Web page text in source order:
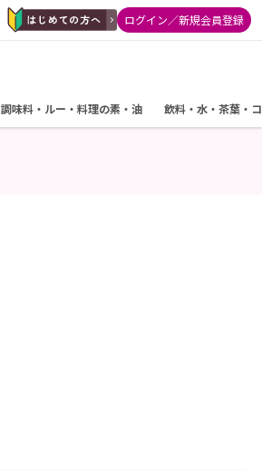
ログイン／新規会員登録
調味料・ルー・料理の素・油 飲料・水・茶葉・